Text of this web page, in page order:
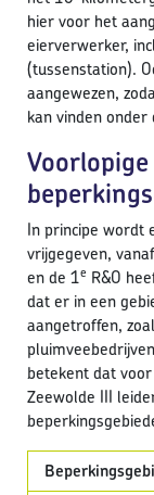
hier voor het
eierverwerker,
(tussenstation).
aangewezen,
kan vinden onder
In principe wordt
vrijgegeven,
en de 1e R&O
dat er in een
aangetroffen,
betekent dat
Zeewolde III